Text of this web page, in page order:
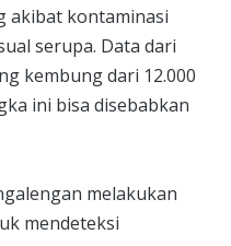
akibat kontaminasi
serupa. Data dari
kembung dari 12.000
ini bisa disebabkan
melakukan
mendeteksi